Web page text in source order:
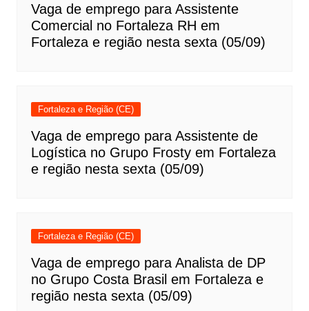
Vaga de emprego para Assistente
Comercial no Fortaleza RH em
Fortaleza e região nesta sexta (05/09)
Fortaleza e Região (CE)
Vaga de emprego para Assistente de
Logística no Grupo Frosty em Fortaleza
e região nesta sexta (05/09)
Fortaleza e Região (CE)
Vaga de emprego para Analista de DP
no Grupo Costa Brasil em Fortaleza e
região nesta sexta (05/09)